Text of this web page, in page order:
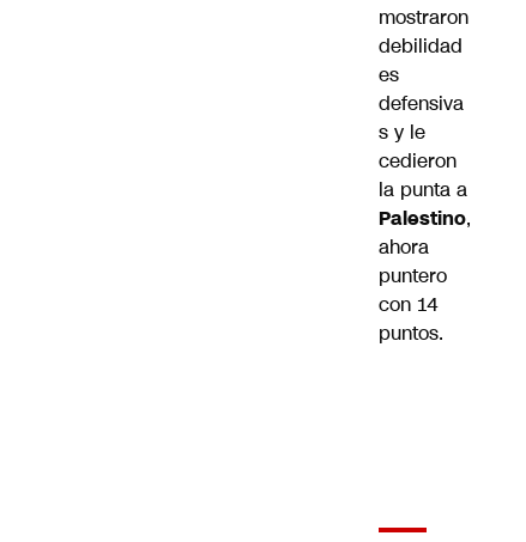
mostraron
debilidad
es
defensiva
s y le
cedieron
la punta a
Palestino,
ahora
puntero
con 14
puntos.